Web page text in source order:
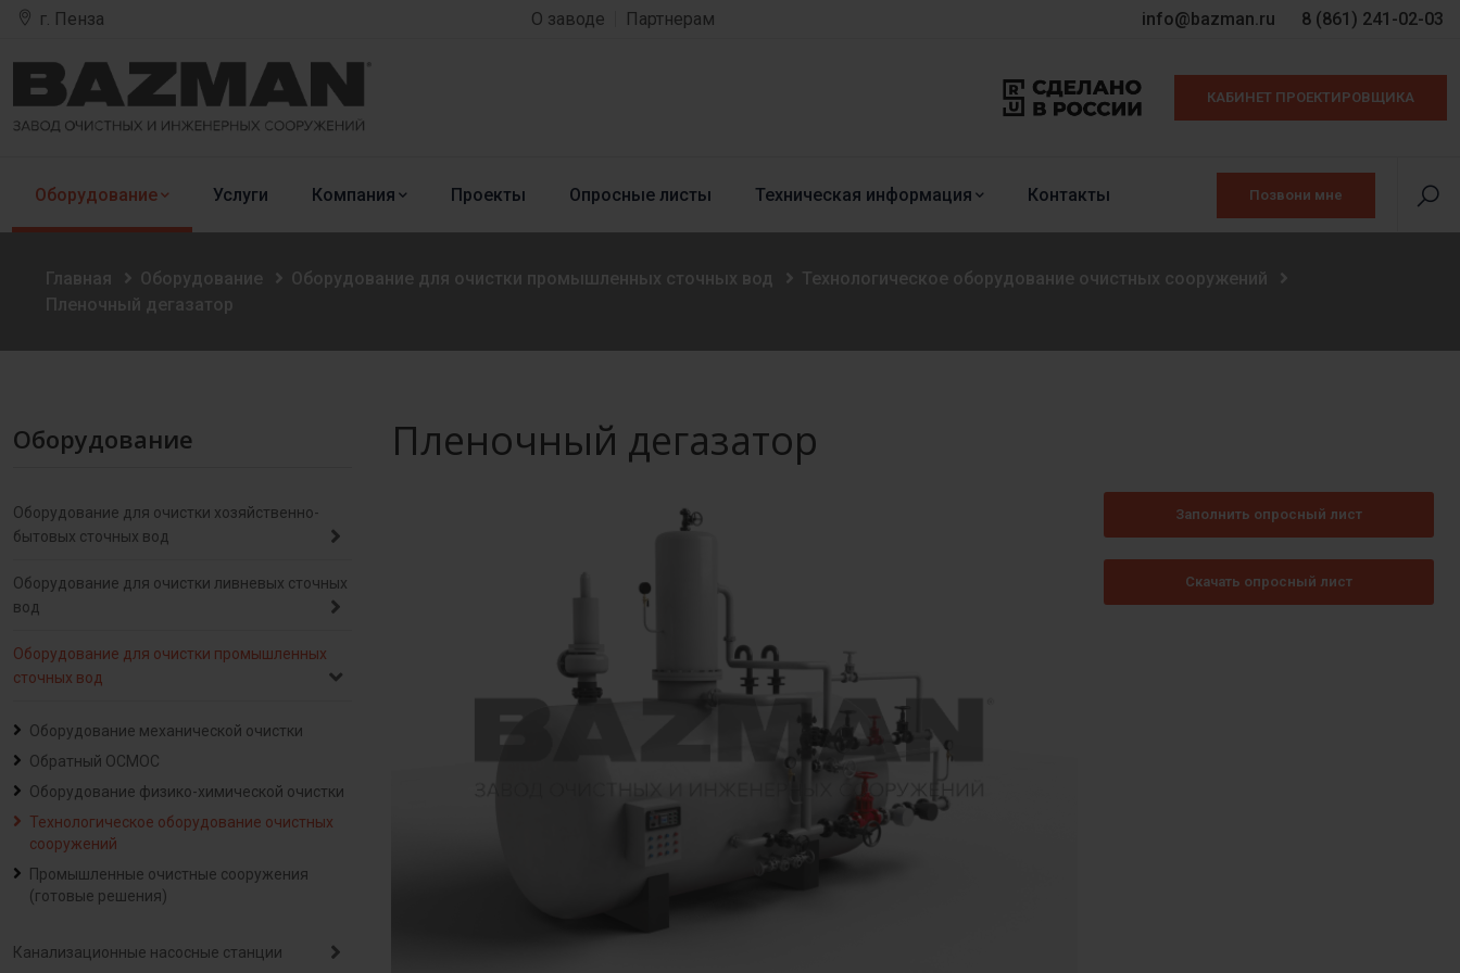
г. Пенза О заводе Партнерам info@bazman.ru 8 (861) 241-02-03
КАБИНЕТ ПРОЕКТИРОВЩИКА
Оборудование Услуги Компания Проекты Опросные листы Техническая информация Контакты Позвони мне
Главная Оборудование Оборудование для очистки промышленных сточных вод
Технологическое оборудование очистных сооружений
Пленочный дегазатор
Оборудование
Оборудование для очистки хозяйственно-
бытовых сточных вод
Оборудование для очистки ливневых сточных
вод
Оборудование для очистки промышленных
сточных вод
Оборудование механической очистки
Обратный ОСМОС
Оборудование физико-химической очистки
Технологическое оборудование очистных
сооружений
Промышленные очистные сооружения
(готовые решения)
Канализационные насосные станции
Пленочный дегазатор
Заполнить опросный лист
Скачать опросный лист